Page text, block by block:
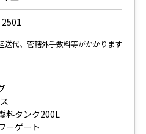
2501
送代、管轄外手数料等がかかります
料タンク200L
ーゲート